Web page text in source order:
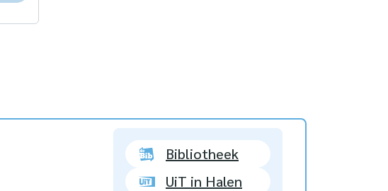
Bibliotheek
UiT in Halen